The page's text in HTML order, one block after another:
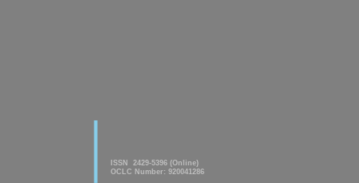
|
ISSN 2429-5396 (Online)
OCLC Number: 920041286